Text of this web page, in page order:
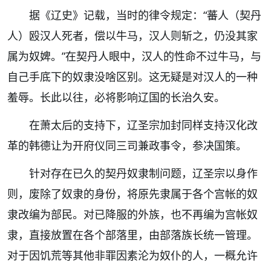
据《辽史》记载，当时的律令规定：“蕃人（契丹
人）殴汉人死者，偿以牛马，汉人则斩之，仍没其家
属为奴婢。”在契丹人眼中，汉人的性命不过牛马，与
自己手底下的奴隶没啥区别。这无疑是对汉人的一种
羞辱。长此以往，必将影响辽国的长治久安。
在萧太后的支持下，辽圣宗加封同样支持汉化改
革的韩德让为开府仪同三司兼政事令，参决国策。
针对存在已久的契丹奴隶制问题，辽圣宗以身作
则，废除了奴隶的身份，将原先隶属于各个宫帐的奴
隶改编为部民。对已降服的外族，也不再编为宫帐奴
隶，直接放置在各个部落里，由部落族长统一管理。
对于因饥荒等其他非罪因素沦为奴仆的人，一概允许